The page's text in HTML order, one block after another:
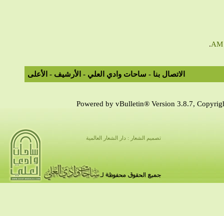
.
الاتصال بنا - ساحات وادي العلي - الأرشيف - الأعلى
Powered by vBulletin® Version 3.8.7,
تصميم الشعار : دار الشعار العالمية